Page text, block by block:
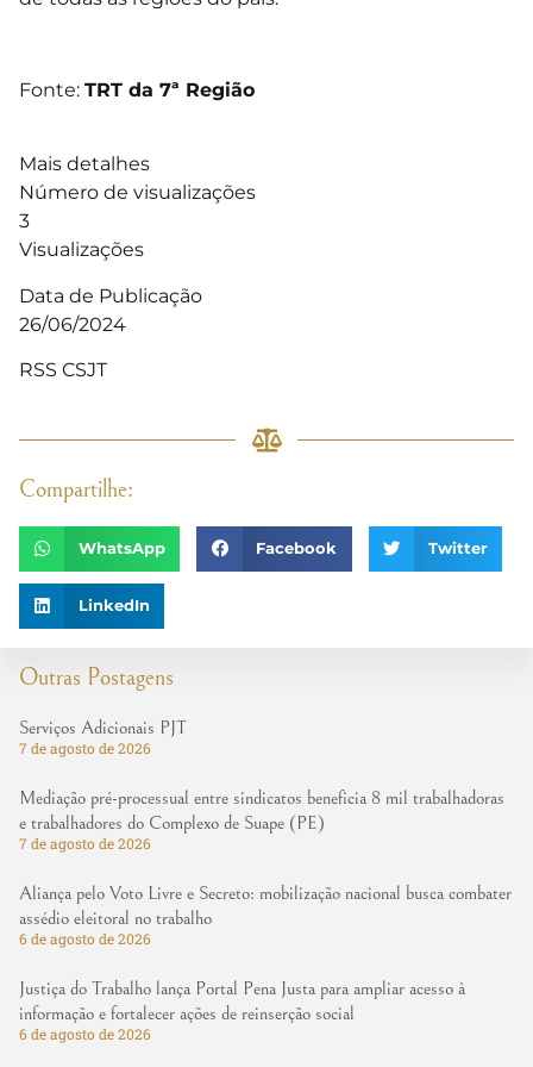
Outras Postagens
Serviços Adicionais PJT
7 de agosto de 2026
Mediação pré-processual entre sindicatos beneficia 8 mil trabalhadoras
e trabalhadores do Complexo de Suape (PE)
7 de agosto de 2026
Aliança pelo Voto Livre e Secreto: mobilização nacional busca combater
assédio eleitoral no trabalho
6 de agosto de 2026
Justiça do Trabalho lança Portal Pena Justa para ampliar acesso à
informação e fortalecer ações de reinserção social
6 de agosto de 2026
Fonte: TRT da 7ª Região
Mais detalhes
Número de visualizações
3
Visualizações
Data de Publicação
26/06/2024
RSS CSJT
Compartilhe:
WhatsApp Facebook Twitter
LinkedIn